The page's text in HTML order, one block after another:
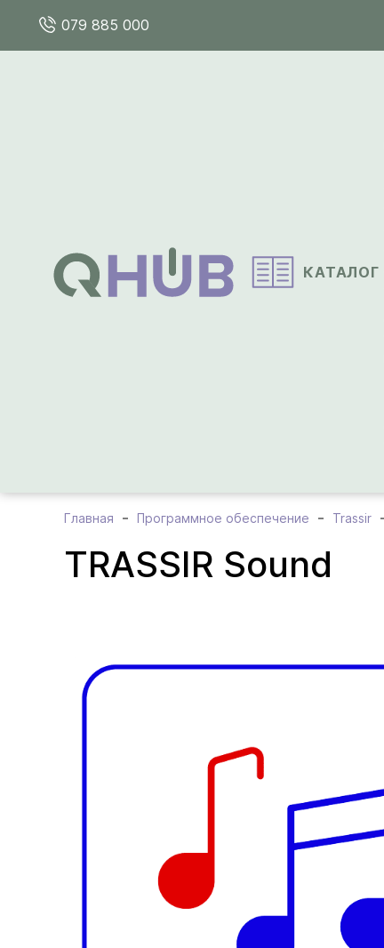
079 885 000
КАТАЛОГ
Главная Программное обеспечение Trassir
TRASSIR Sound